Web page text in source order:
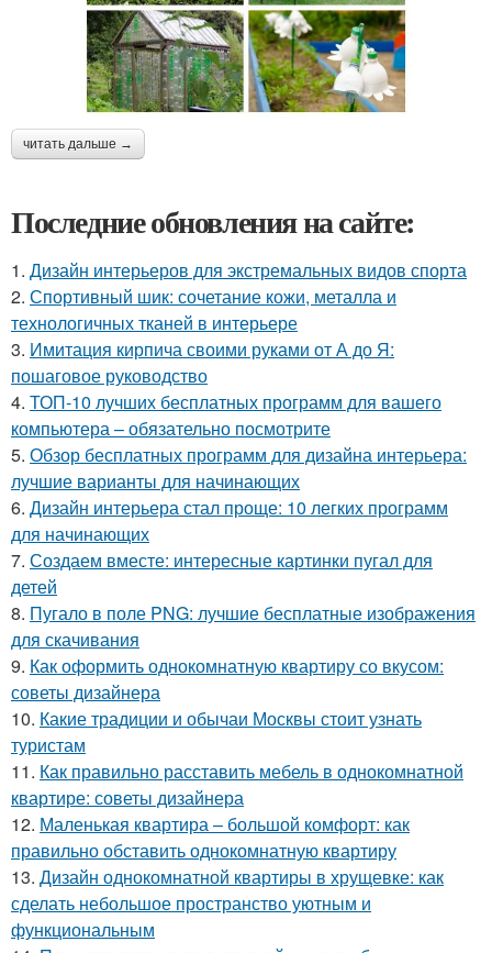
читать дальше →
Последние обновления на сайте:
1. Дизайн интерьеров для экстремальных видов спорта
2. Спортивный шик: сочетание кожи, металла и
технологичных тканей в интерьере
3. Имитация кирпича своими руками от А до Я:
пошаговое руководство
4. ТОП-10 лучших бесплатных программ для вашего
компьютера – обязательно посмотрите
5. Обзор бесплатных программ для дизайна интерьера:
лучшие варианты для начинающих
6. Дизайн интерьера стал проще: 10 легких программ
для начинающих
7. Создаем вместе: интересные картинки пугал для
детей
8. Пугало в поле PNG: лучшие бесплатные изображения
для скачивания
9. Как оформить однокомнатную квартиру со вкусом:
советы дизайнера
10. Какие традиции и обычаи Москвы стоит узнать
туристам
11. Как правильно расставить мебель в однокомнатной
квартире: советы дизайнера
12. Маленькая квартира – большой комфорт: как
правильно обставить однокомнатную квартиру
13. Дизайн однокомнатной квартиры в хрущевке: как
сделать небольшое пространство уютным и
функциональным